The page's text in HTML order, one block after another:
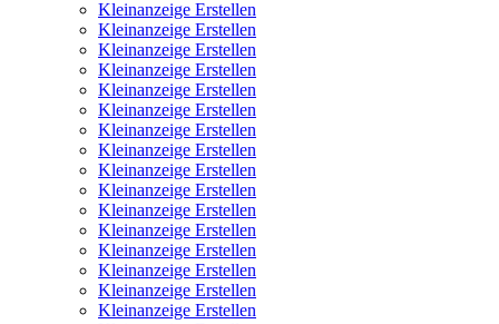
Kleinanzeige Erstellen
Kleinanzeige Erstellen
Kleinanzeige Erstellen
Kleinanzeige Erstellen
Kleinanzeige Erstellen
Kleinanzeige Erstellen
Kleinanzeige Erstellen
Kleinanzeige Erstellen
Kleinanzeige Erstellen
Kleinanzeige Erstellen
Kleinanzeige Erstellen
Kleinanzeige Erstellen
Kleinanzeige Erstellen
Kleinanzeige Erstellen
Kleinanzeige Erstellen
Kleinanzeige Erstellen